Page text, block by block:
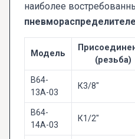
наиболее
Модель
(резьба)
В64-
13А-03
К3/8"
В64-
14А-03
К1/2"